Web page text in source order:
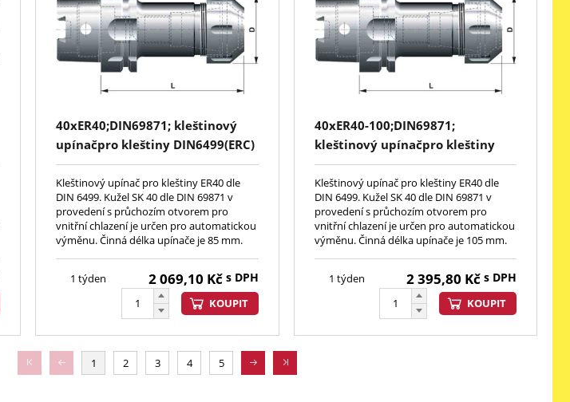
40xER40;DIN69871; kleštinový
upínačpro kleštiny DIN6499(ERC)
Kleštinový upínač pro kleštiny ER40 dle
DIN 6499. Kužel SK 40 dle DIN 69871 v
provedení s průchozím otvorem pro
vnitřní chlazení je určen pro automatickou
výměnu. Činná délka upínače je 85 mm.
1 týden 2 069,10 Kč s DPH
KOUPIT
40xER40-100;DIN69871;
kleštinový upínačpro kleštiny
DIN6499(ERC)
Kleštinový upínač pro kleštiny ER40 dle
DIN 6499. Kužel SK 40 dle DIN 69871 v
provedení s průchozím otvorem pro
vnitřní chlazení je určen pro automatickou
výměnu. Činná délka upínače je 105 mm.
1 týden 2 395,80 Kč s DPH
KOUPIT
1 2 3 4 5